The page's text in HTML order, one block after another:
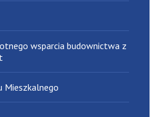
wsparcia budownictwa z
Mieszkalnego